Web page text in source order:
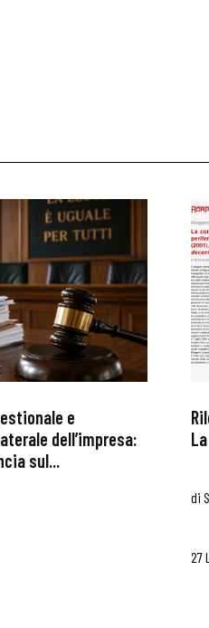
e
dell’impresa:
sul...
di
27